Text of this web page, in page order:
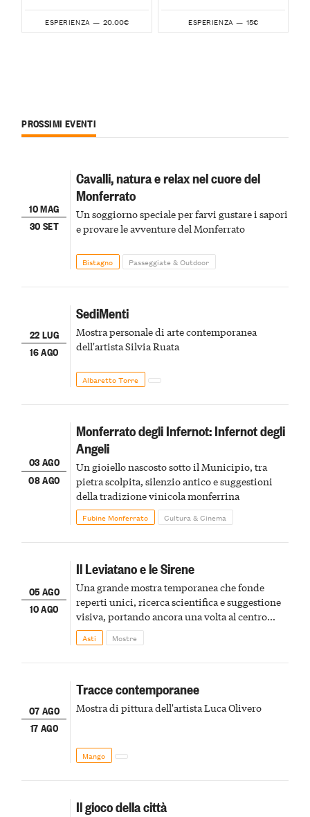
ESPERIENZA — 20.00€ ESPERIENZA — 15€
PROSSIMI EVENTI
10 MAG
30 SET
Cavalli, natura e relax nel cuore del
Monferrato
Un soggiorno speciale per farvi gustare i sapori
e provare le avventure del Monferrato
Bistagno Passeggiate & Outdoor
22 LUG
16 AGO
SediMenti
Mostra personale di arte contemporanea
dell'artista Silvia Ruata
Albaretto Torre
03 AGO
08 AGO
Monferrato degli Infernot: Infernot degli
Angeli
Un gioiello nascosto sotto il Municipio, tra
pietra scolpita, silenzio antico e suggestioni
della tradizione vinicola monferrina
Fubine Monferrato Cultura & Cinema
05 AGO
10 AGO
Il Leviatano e le Sirene
Una grande mostra temporanea che fonde
reperti unici, ricerca scientifica e suggestione
visiva, portando ancora una volta al centro
della scena le meraviglie del passato astigiano
Asti Mostre
07 AGO
17 AGO
Tracce contemporanee
Mostra di pittura dell'artista Luca Olivero
Mango
Il gioco della città